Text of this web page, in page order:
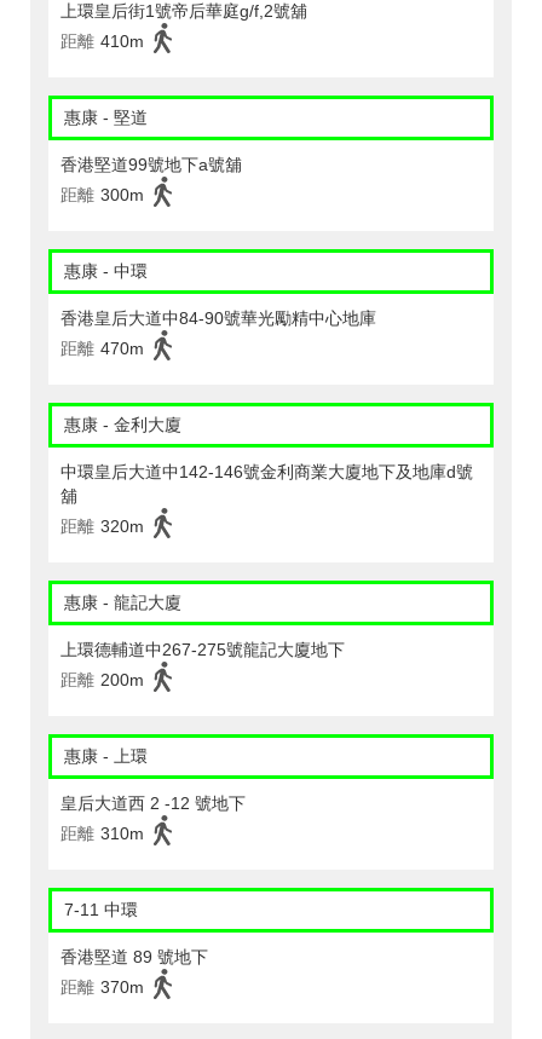
上環皇后街1號帝后華庭g/f,2號舖
距離 410m
惠康 - 堅道
香港堅道99號地下a號舖
距離 300m
惠康 - 中環
香港皇后大道中84-90號華光勵精中心地庫
距離 470m
惠康 - 金利大廈
中環皇后大道中142-146號金利商業大廈地下及地庫d號
舖
距離 320m
惠康 - 龍記大廈
上環德輔道中267-275號龍記大廈地下
距離 200m
惠康 - 上環
皇后大道西 2 -12 號地下
距離 310m
7-11 中環
香港堅道 89 號地下
距離 370m